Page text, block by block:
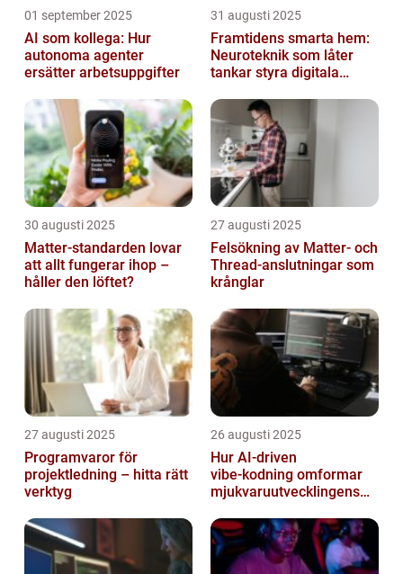
01 september 2025
AI som kollega: Hur
autonoma agenter
ersätter arbetsuppgifter
31 augusti 2025
Framtidens smarta hem:
Neuroteknik som låter
tankar styra digitala
30 augusti 2025
Matter-standarden lovar
att allt fungerar ihop –
håller den löftet?
27 augusti 2025
Felsökning av Matter‑ och
Thread‑anslutningar som
krånglar
27 augusti 2025
Programvaror för
projektledning – hitta rätt
verktyg
26 augusti 2025
Hur AI‑driven
vibe‑kodning omformar
mjukvaruutvecklingens